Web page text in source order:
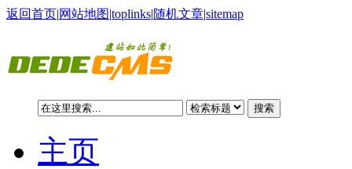
返回首页|网站地图|toplinks|随机文章|sitemap
搜索
主页